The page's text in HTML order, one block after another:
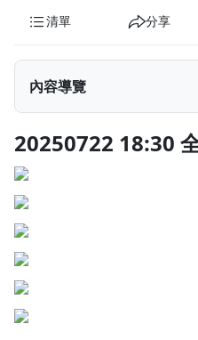
清單 分享
內容導覽
你告人才知道自己有多少
20250722 18:30
1.75x
1.0x
沒有